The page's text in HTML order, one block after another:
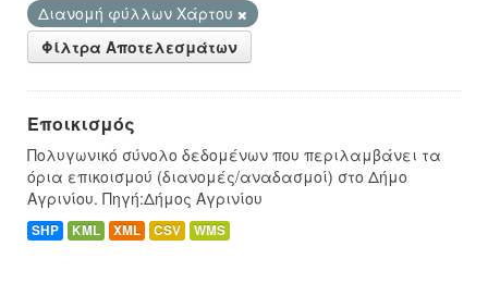
Διανομή φύλλων Χάρτου
Φίλτρα Αποτελεσμάτων
Εποικισμός
Πολυγωνικό σύνολο δεδομένων που περιλαμβάνει τα
όρια επικοισμού (διανομές/αναδασμοί) στο Δήμο
Αγρινίου. Πηγή:Δήμος Αγρινίου
SHP KML XML CSV WMS